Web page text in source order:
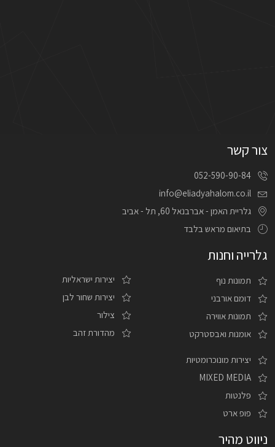
צור קשר
052-590-90-84
info@eliadyahalom.co.il
גלריית האמן - אברבנאל 60, תל - אביב
בתיאום מראש בלבד
גלרייה וחנות
תמונות נוף
דומם אורבני
תמונות אווירה
אומנות ואבסטרקט
יצירות ישראליות
יצירות שחור לבן
צילור
מהדורת זהב
יצירות מונוכרומטיות
MIXED MEDIA
פלנטות
פופ ארט
ניווט מהיר